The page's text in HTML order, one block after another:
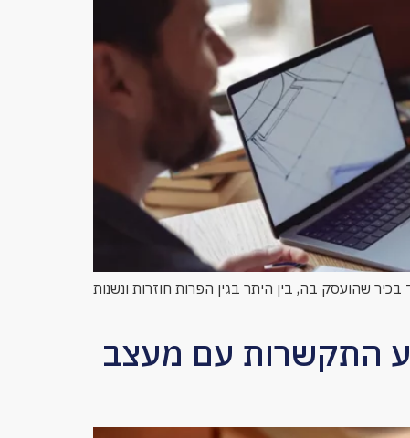
שהועסק בה, בין היתר בגין הפרות חוזרות ונשנות
התקשרות עם מעצב